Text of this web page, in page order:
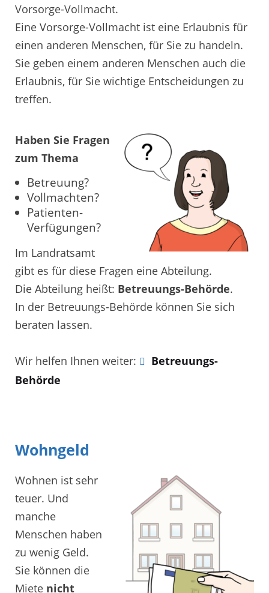
Vorsorge-Vollmacht.
Eine Vorsorge-Vollmacht ist eine Erlaubnis für
einen anderen Menschen, für Sie zu handeln.
Sie geben einem anderen Menschen auch die
Erlaubnis, für Sie wichtige Entscheidungen zu
treffen.
Haben Sie Fragen
zum Thema
Betreuung?
Vollmachten?
Patienten-
Verfügungen?
Im Landratsamt
gibt es für diese Fragen eine Abteilung.
Die Abteilung heißt: Betreuungs-Behörde.
In der Betreuungs-Behörde können Sie sich
beraten lassen.
Wir helfen Ihnen weiter:
Betreuungs-
Behörde
Wohngeld
Wohnen ist sehr
teuer. Und
manche
Menschen haben
zu wenig Geld.
Sie können die
Miete nicht